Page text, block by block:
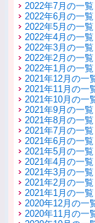
2022年7月の一覧
2022年6月の一覧
2022年5月の一覧
2022年4月の一覧
2022年3月の一覧
2022年2月の一覧
2022年1月の一覧
2021年12月の一
2021年11月の一
2021年10月の一
2021年9月の一覧
2021年8月の一覧
2021年7月の一覧
2021年6月の一覧
2021年5月の一覧
2021年4月の一覧
2021年3月の一覧
2021年2月の一覧
2021年1月の一覧
2020年12月の一
2020年11月の一